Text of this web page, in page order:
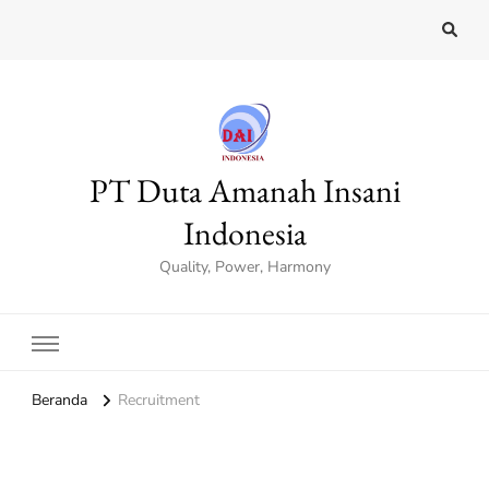
PT Duta Amanah Insani
Indonesia
Quality, Power, Harmony
Beranda Recruitment